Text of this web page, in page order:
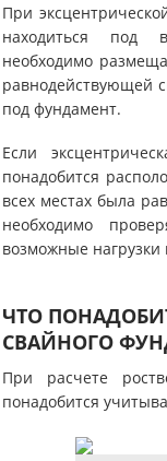
При
находиться под
необходимо
равнодействующей
под фундамент.
Если
понадобится
всех местах была
необходимо
возможные
ЧТО
СВАЙНОГО
При расчете
понадобится